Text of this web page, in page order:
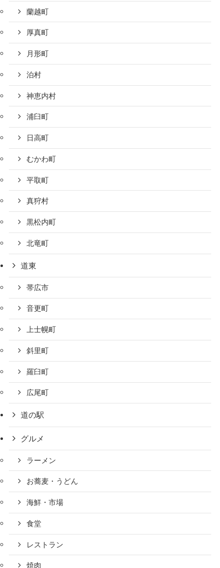
蘭越町
厚真町
月形町
泊村
神恵内村
浦臼町
日高町
むかわ町
平取町
真狩村
黒松内町
北竜町
道東
帯広市
音更町
上士幌町
斜里町
羅臼町
広尾町
道の駅
グルメ
ラーメン
お蕎麦・うどん
海鮮・市場
食堂
レストラン
焼肉